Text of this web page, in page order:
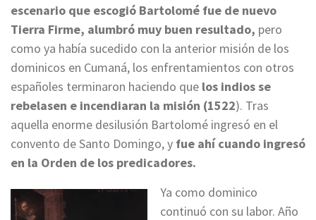
escenario que escogió Bartolomé fue de nuevo
Tierra Firme, alumbró muy buen resultado, pero
como ya había sucedido con la anterior misión de los
dominicos en Cumaná, los enfrentamientos con otros
españoles terminaron haciendo que los indios se
rebelasen e incendiaran la misión (1522). Tras
aquella enorme desilusión Bartolomé ingresó en el
convento de Santo Domingo, y fue ahí cuando ingresó
en la Orden de los predicadores.
Ya como dominico
continuó con su labor. Año